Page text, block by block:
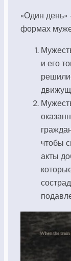
«Один день»
формах
и его
чтобы
акты